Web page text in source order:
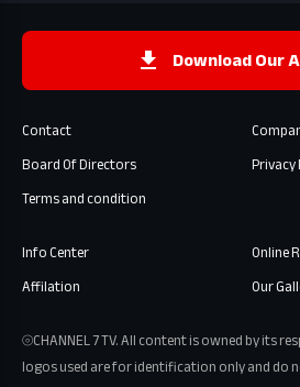
Download Our
Contact
Board Of Directors
Terms and condition
Info Center
Online
Affilation
Our
⦾CHANNEL 7 TV. All content is owned by its
logos used are for identification only and do